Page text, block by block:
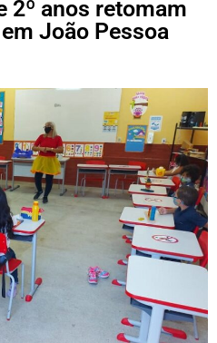
2º anos retomam
João Pessoa